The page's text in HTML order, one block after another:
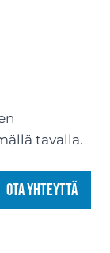
tavalla.
Ota yhteyttä